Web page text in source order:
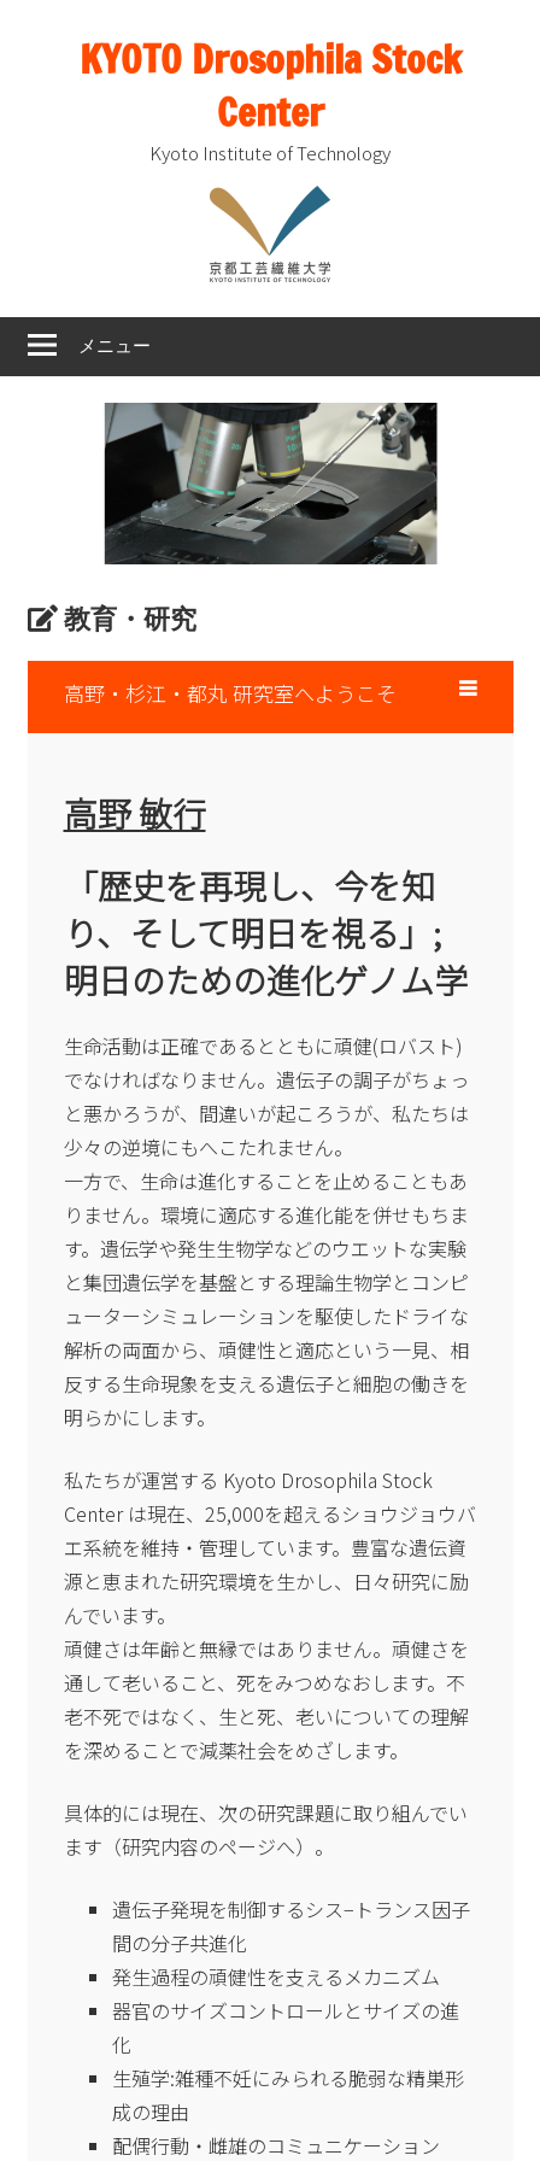
KYOTO Drosophila Stock
Center
Kyoto Institute of Technology
メニュー
教育・研究
高野・杉江・都丸 研究室へようこそ
高野 敏行
「歴史を再現し、今を知
り、そして明日を視る」;
明日のための進化ゲノム学
生命活動は正確であるとともに頑健(ロバスト)
でなければなりません。遺伝子の調子がちょっ
と悪かろうが、間違いが起ころうが、私たちは
少々の逆境にもへこたれません。
一方で、生命は進化することを止めることもあ
りません。環境に適応する進化能を併せもちま
す。遺伝学や発生生物学などのウエットな実験
と集団遺伝学を基盤とする理論生物学とコンピ
ューターシミュレーションを駆使したドライな
解析の両面から、頑健性と適応という一見、相
反する生命現象を支える遺伝子と細胞の働きを
明らかにします。
私たちが運営する Kyoto Drosophila Stock
Center は現在、25,000を超えるショウジョウバ
エ系統を維持・管理しています。豊富な遺伝資
源と恵まれた研究環境を生かし、日々研究に励
んでいます。
頑健さは年齢と無縁ではありません。頑健さを
通して老いること、死をみつめなおします。不
老不死ではなく、生と死、老いについての理解
を深めることで減薬社会をめざします。
具体的には現在、次の研究課題に取り組んでい
ます（研究内容のページへ）。
遺伝子発現を制御するシス−トランス因子
間の分子共進化
発生過程の頑健性を支えるメカニズム
器官のサイズコントロールとサイズの進
化
生殖学:雑種不妊にみられる脆弱な精巣形
成の理由
配偶行動・雌雄のコミュニケーション